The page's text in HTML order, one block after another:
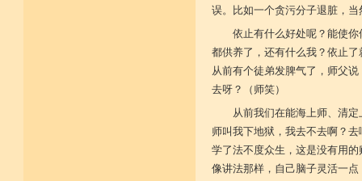
误。比如一个贪污分子退脏，
依止有什么好处呢？能使
都供养了，还有什么我？依止
从前有个徒弟发脾气了，师父
去呀？（师笑）
从前我们在能海上师、清
师叫我下地狱，我去不去啊？
学了法不度众生，这是没有用
像讲法那样，自己脑子灵活一